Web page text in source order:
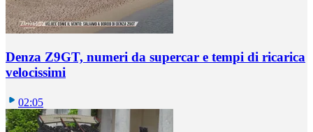
Denza Z9GT, numeri da supercar e tempi di ricarica
velocissimi
02:05